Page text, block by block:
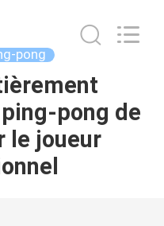
pong
pong de
le joueur